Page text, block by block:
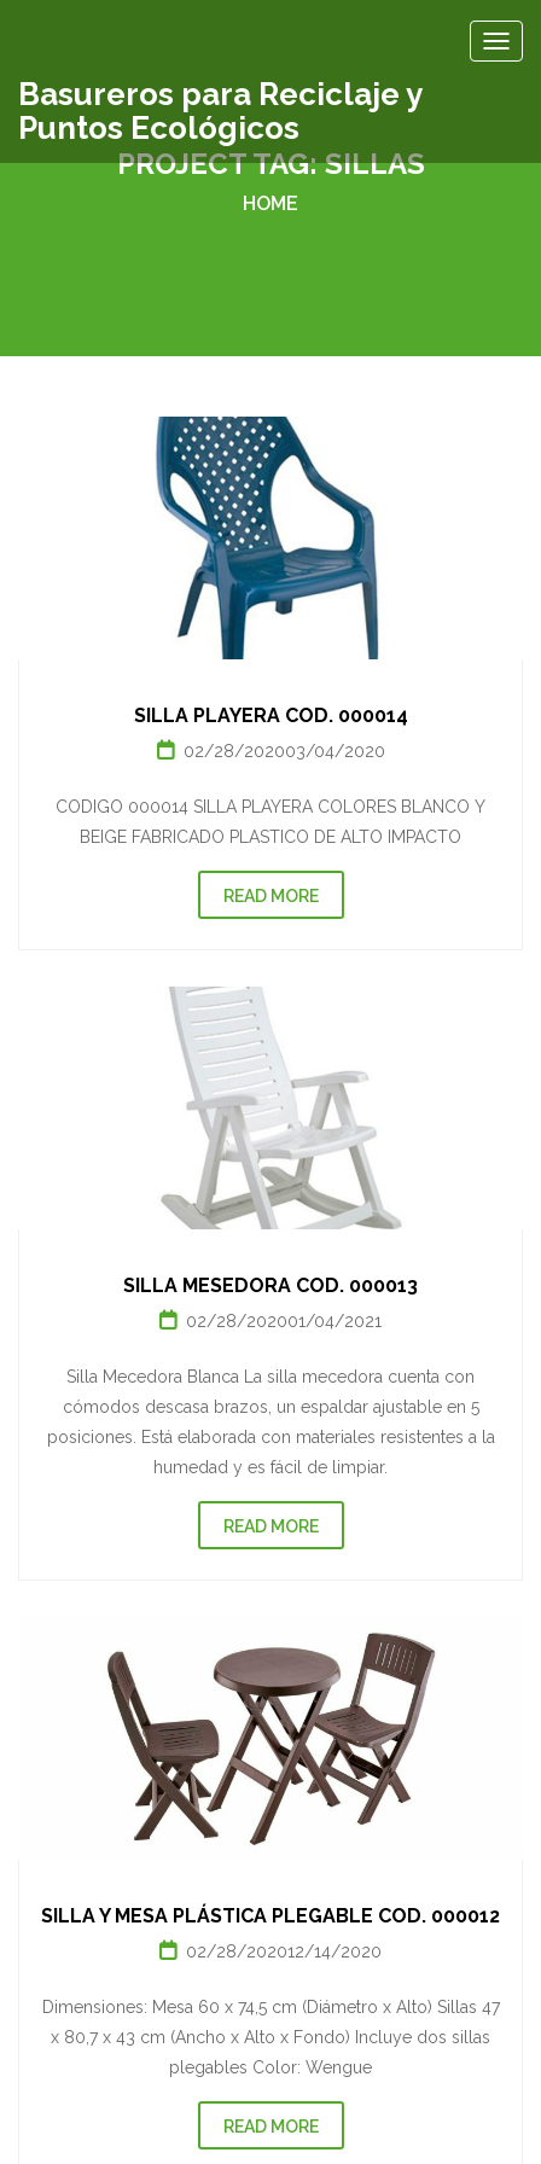
Basureros para Reciclaje y
Puntos Ecológicos
PROJECT TAG:SILLAS
HOME
SILLA PLAYERA COD. 000014
02/28/202003/04/2020
CODIGO 000014 SILLA PLAYERA COLORES BLANCO Y
BEIGE FABRICADO PLASTICO DE ALTO IMPACTO
READ MORE
SILLA MESEDORA COD. 000013
02/28/202001/04/2021
Silla Mecedora Blanca La silla mecedora cuenta con
cómodos descasa brazos, un espaldar ajustable en 5
posiciones. Está elaborada con materiales resistentes a la
humedad y es fácil de limpiar.
READ MORE
SILLA Y MESA PLÁSTICA PLEGABLE COD. 000012
02/28/202012/14/2020
Dimensiones: Mesa 60 x 74,5 cm (Diámetro x Alto) Sillas 47
x 80,7 x 43 cm (Ancho x Alto x Fondo) Incluye dos sillas
plegables Color: Wengue
READ MORE